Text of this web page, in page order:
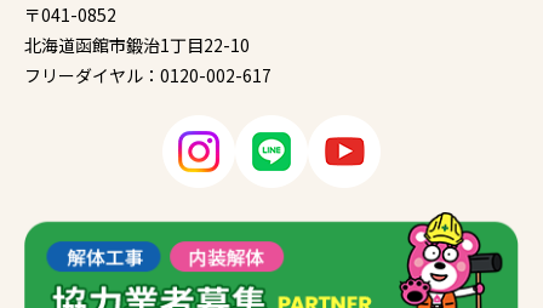
〒041-0852
北海道函館市鍛治1丁目22-10
フリーダイヤル：0120-002-617